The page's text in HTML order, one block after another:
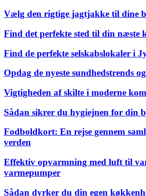
Vælg den rigtige jagtjakke til dine
Find det perfekte sted til din næste
Find de perfekte selskabslokaler i
Opdag de nyeste sundhedstrends
Vigtigheden af skilte i moderne
Sådan sikrer du hygiejnen for din
Fodboldkort: En rejse gennem
verden
Effektiv opvarmning med luft til
varmepumper
Sådan dyrker du din egen